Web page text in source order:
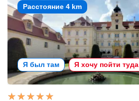
Расстояние 4 km
Я был там Я хочу пойти туда